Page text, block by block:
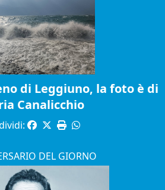
di Leggiuno, la foto è di
Canalicchio
DEL GIORNO